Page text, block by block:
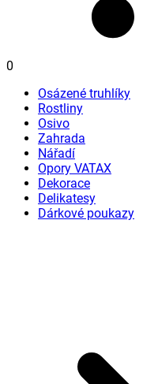
0
Osázené truhlíky
Rostliny
Osivo
Zahrada
Nářadí
Opory VATAX
Dekorace
Delikatesy
Dárkové poukazy